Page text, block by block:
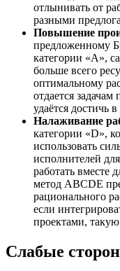
отлынивать от
разными
Повышение
предложенному
категории «А»,
больше всего
оптимальному
отдается
удаётся достичь
Налаживание
категории «D»,
использовать
исполнителей
работать вместе
метод ABCDE
рационального
если
проектами,
Слабые